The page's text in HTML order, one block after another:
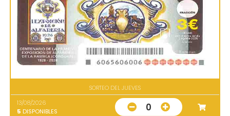
SORTEO DEL JUEVES
13/08/2026
5 DISPONIBLES 0